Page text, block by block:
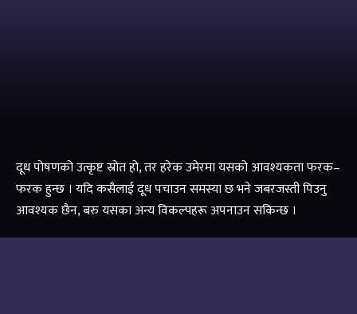
दूध पोषणको उत्कृष्ट स्रोत हो, तर हरेक उमेरमा यसको आवश्यकता फरक–
फरक हुन्छ । यदि कसैलाई दूध पचाउन समस्या छ भने जबरजस्ती पिउनु
आवश्यक छैन, बरु यसका अन्य विकल्पहरू अपनाउन सकिन्छ ।